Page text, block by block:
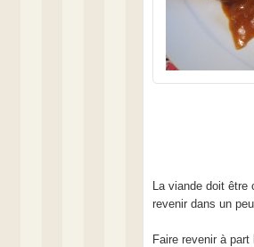
La viande doit être
revenir dans un
Faire revenir à